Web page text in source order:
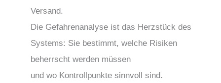
Versand.
Die Gefahrenanalyse ist das Herzstück des
Systems: Sie bestimmt, welche Risiken
beherrscht werden müssen
und wo Kontrollpunkte sinnvoll sind.